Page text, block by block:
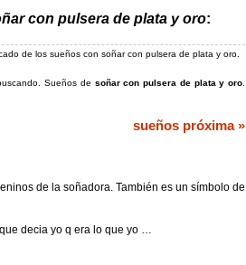
con pulsera de plata y oro:
de los sueños con soñar con pulsera de plata y oro.
Sueños de soñar con pulsera de plata y oro
sueños próxima »
de la soñadora. También es un símbolo de
que decia yo q era lo que yo …